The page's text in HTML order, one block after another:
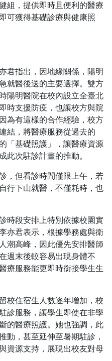
組，提供即時且便利的醫療
可獲得基礎診療與健康照
君指出，因地緣關係，陽明
就醫後送的主要選擇。雙方
陽明醫院在校內設立全臺北
時支援防疫，也讓校方與院
為有這樣的合作經驗，校方
結，將醫療服務從過去的
「基礎照護」，讓醫療資源
此次駐診計畫的推動。
，但看診時間僅限上午，若
行下山就醫，不僅耗時，也
時段安排上特別依據校園實
亦君表示，根據學務處與衛
潮高峰，因此優先安排醫師
週末後較容易出現身體不
療服務能更即時銜接學生生
校住宿生人數逐年增加，校
診服務，讓學生即使在非學
的醫療照護。她也強調，此
動，甚至延伸至暑期駐診，
資源支持，展現出校友對母